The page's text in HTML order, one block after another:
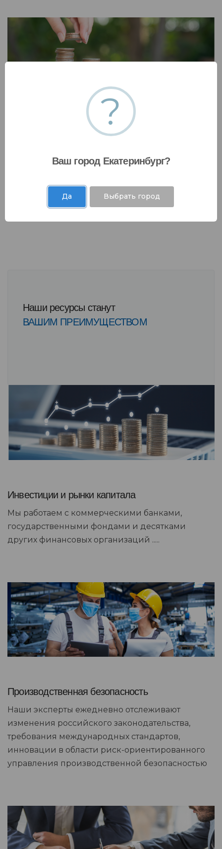
Бережливое производство
Концепция бережливого производства,
основывается на постоянном стремлении к
внедрения применима абсолютно к любому
Наши ресурсы станут
ВАШИМ ПРЕИМУЩЕСТВОМ
Инвестиции и рынки капитала
Мы работаем с коммерческими банками,
государственными фондами и десятками
других финансовых организаций .....
Производственная безопасность
Наши эксперты ежедневно отслеживают
изменения российского законодательства,
требования международных стандартов,
инновации в области риск-ориентированного
управления производственной безопасностью
?
Ваш город Екатеринбург?
Да Выбрать город